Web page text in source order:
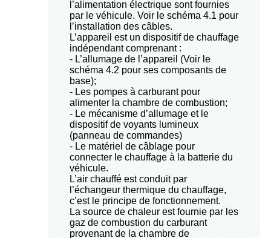
l’alimentation électrique sont fournies
par le véhicule. Voir le schéma 4.1 pour
l’installation des câbles.
L’appareil est un dispositif de chauffage
indépendant comprenant :
- L’allumage de l’appareil (Voir le
schéma 4.2 pour ses composants de
base);
- Les pompes à carburant pour
alimenter la chambre de combustion;
- Le mécanisme d’allumage et le
dispositif de voyants lumineux
(panneau de commandes)
- Le matériel de câblage pour
connecter le chauffage à la batterie du
véhicule.
L’air chauffé est conduit par
l’échangeur thermique du chauffage,
c’est le principe de fonctionnement.
La source de chaleur est fournie par les
gaz de combustion du carburant
provenant de la chambre de